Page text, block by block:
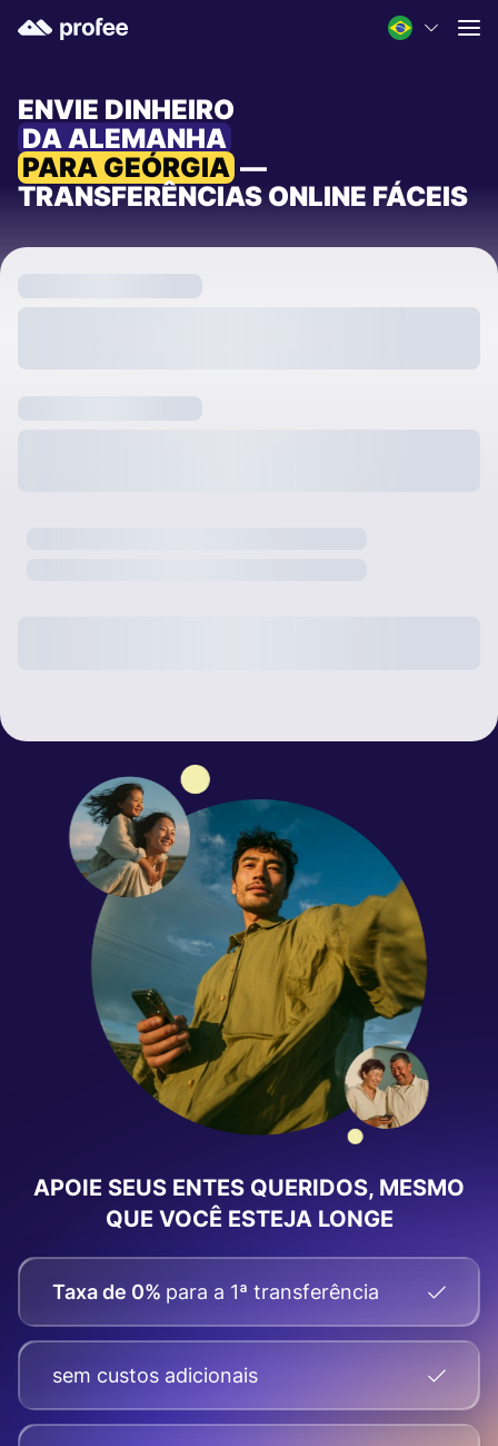
ENVIE DINHEIRO
DA ALEMANHA
PARA GEÓRGIA —
TRANSFERÊNCIAS ONLINE FÁCEIS
APOIE SEUS ENTES QUERIDOS, MESMO
QUE VOCÊ ESTEJA LONGE
Taxa de 0% para a 1ª transferência
sem custos adicionais